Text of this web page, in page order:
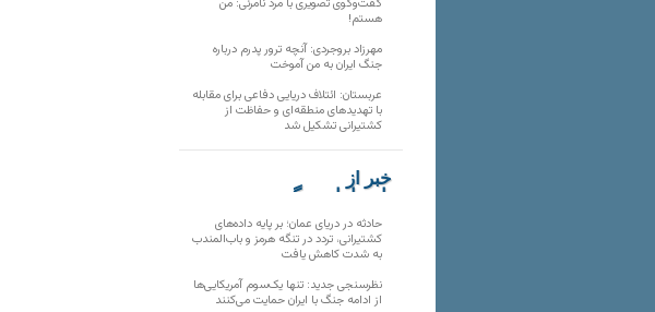
هستم!
مهرزاد بروجردی: آنچه ترور پدرم درباره
جنگ ایران به من آموخت
عربستان: ائتلاف دریایی دفاعی برای مقابله
با تهدیدهای منطقه‌ای و حفاظت از
کشتیرانی تشکیل شد
خبر از
تارنماهای دیگر
حادثه در دریای عمان؛ بر پایه داده‌های
کشتیرانی، تردد در تنگه هرمز و باب‌المندب
به شدت کاهش یافت
نظرسنجی جدید: تنها یک‌سوم آمریکایی‌ها
از ادامه جنگ با ایران حمایت می‌کنند